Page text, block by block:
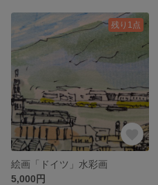
残り1点
絵画「ドイツ」水彩画
5,000円